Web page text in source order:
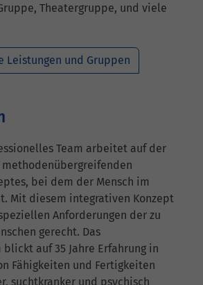
Theatergruppe, und viele
Leistungen und Gruppen
Team arbeitet auf der
methodenübergreifenden
bei dem der Mensch im
Mit diesem integrativen Konzept
Anforderungen der zu
gerecht. Das
auf 35 Jahre Erfahrung in
Fähigkeiten und Fertigkeiten
suchtkranker und psychisch